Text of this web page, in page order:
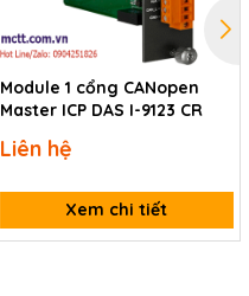
Module 1 cổng CANopen
Master ICP DAS I-9123 CR
Liên hệ
Xem chi tiết